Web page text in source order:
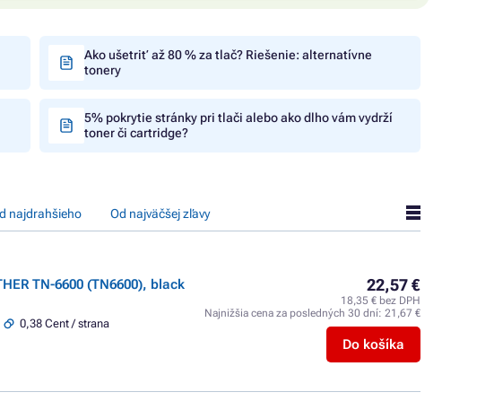
Ako ušetriť až 80 % za tlač? Riešenie: alternatívne
tonery
5% pokrytie stránky pri tlači alebo ako dlho vám vydrží
toner či cartridge?
najdrahšieho Od najväčšej zľavy
TN-6600 (TN6600), black
0,38 Cent / strana
22,57 €
18,35 € bez DPH
Najnižšia cena za posledných 30 dní: 21,67 €
Do košíka